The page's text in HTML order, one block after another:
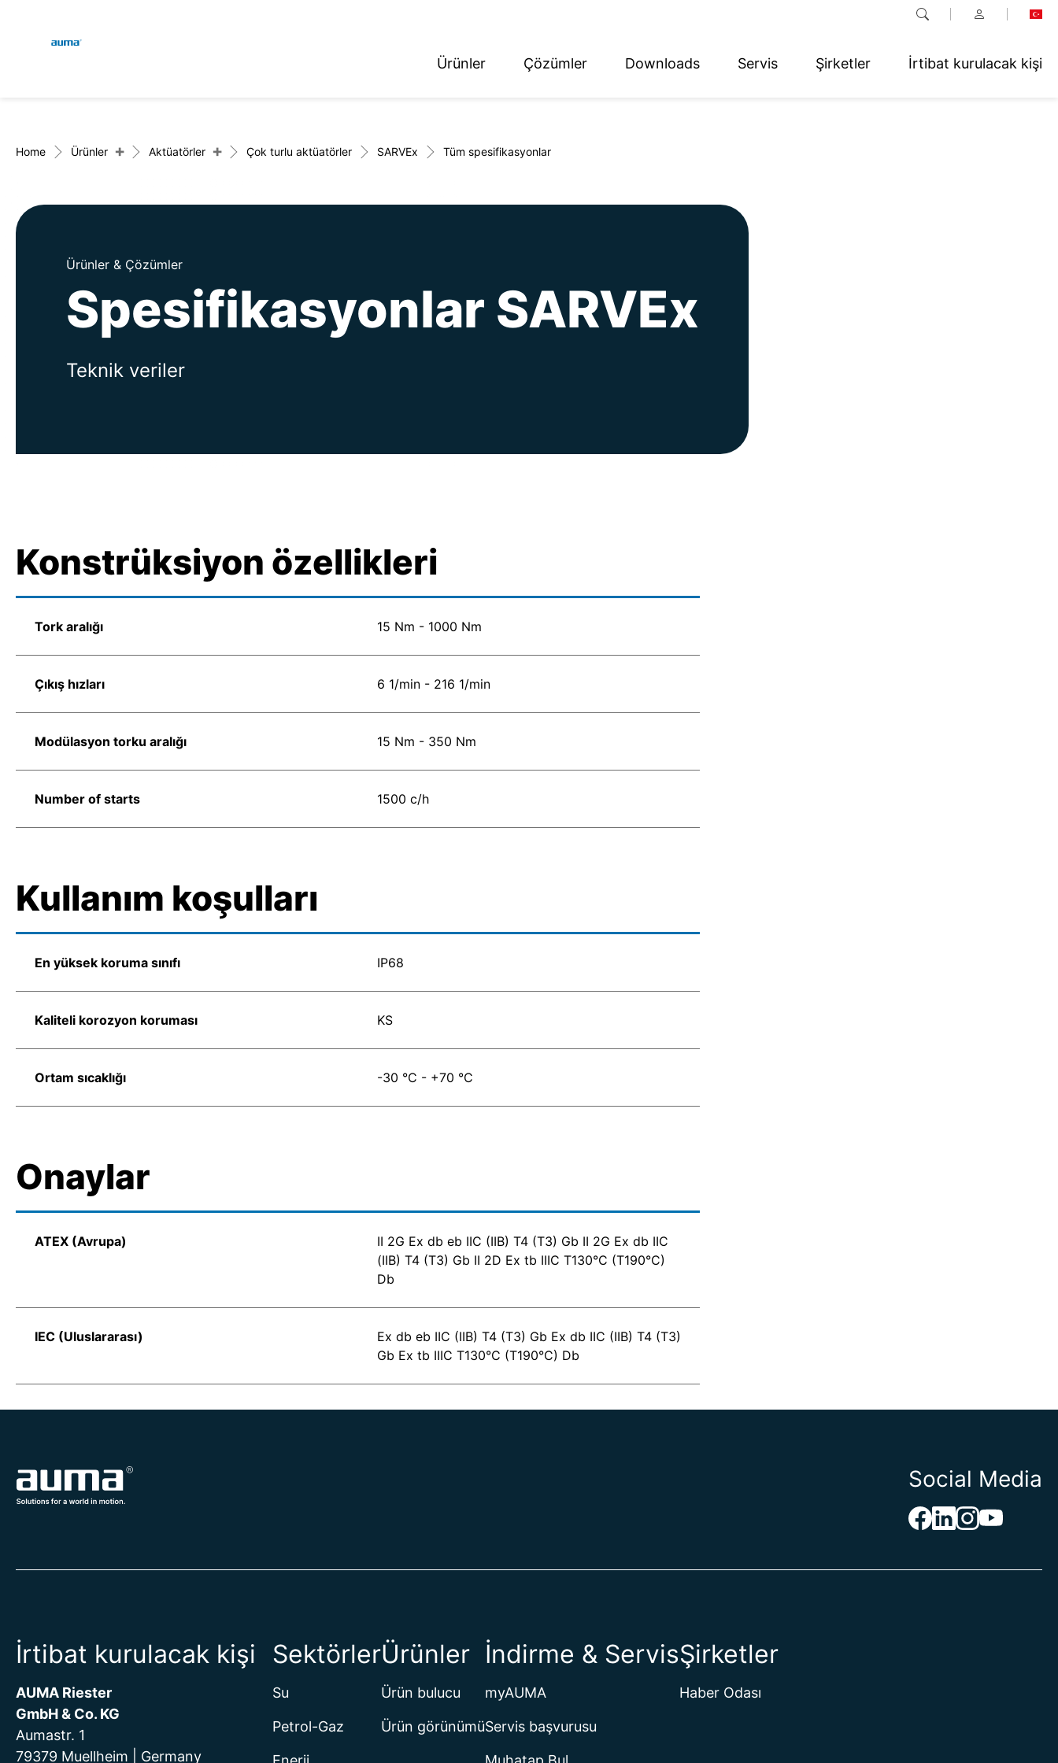
Ürünler Çözümler Downloads Servis Şirketler İrtibat kurulacak kişi
Avrupa
Asya ve Pasifik
Kuzey Amerika
Home Ürünler + Aktüatörler + Çok turlu aktüatörler SARVEx Tüm spesifikasyonlar
Ürünler & Çözümler
Spesifikasyonlar SARVEx
Teknik veriler
Konstrüksiyon özellikleri
Tork aralığı 15 Nm - 1000 Nm
Çıkış hızları 6 1/min - 216 1/min
Modülasyon torku aralığı 15 Nm - 350 Nm
Number of starts 1500 c/h
Kullanım koşulları
En yüksek koruma sınıfı IP68
Kaliteli korozyon koruması KS
Ortam sıcaklığı -30 °C - +70 °C
Onaylar
ATEX (Avrupa)
II 2G Ex db eb IIC (IIB) T4 (T3) Gb II 2G Ex db IIC
(IIB) T4 (T3) Gb II 2D Ex tb IIIC T130°C (T190°C)
Db
IEC (Uluslararası)
Ex db eb IIC (IIB) T4 (T3) Gb Ex db IIC (IIB) T4 (T3)
Gb Ex tb IIIC T130°C (T190°C) Db
Social Media
İrtibat kurulacak kişi
AUMA Riester
GmbH & Co. KG
Aumastr. 1
79379 Muellheim | Germany
Sektörler
Su
Petrol-Gaz
Ürünler
Ürün bulucu
Ürün görünümü
İndirme & Servis
myAUMA
Servis başvurusu
Şirketler
Haber Odası